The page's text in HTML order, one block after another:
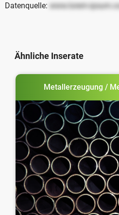
Datenquelle: www.lorem-
Ähnliche Inserate
Metallerzeugung /